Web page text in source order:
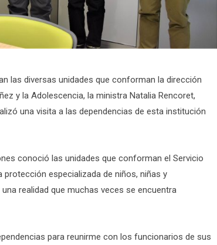
las diversas unidades que conforman la dirección
y la Adolescencia, la ministra Natalia Rencoret,
una visita a las dependencias de esta institución
conoció las unidades que conforman el Servicio
protección especializada de niños, niñas y
realidad que muchas veces se encuentra
para reunirme con los funcionarios de sus